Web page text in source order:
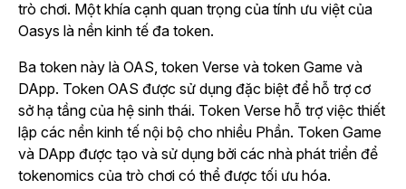
trò chơi. Một khía cạnh quan trọng của tính ưu việt của
Oasys là nền kinh tế đa token.
Ba token này là OAS, token Verse và token Game và
DApp. Token OAS được sử dụng đặc biệt để hỗ trợ cơ
sở hạ tầng của hệ sinh thái. Token Verse hỗ trợ việc thiết
lập các nền kinh tế nội bộ cho nhiều Phần. Token Game
và DApp được tạo và sử dụng bởi các nhà phát triển để
tokenomics của trò chơi có thể được tối ưu hóa.